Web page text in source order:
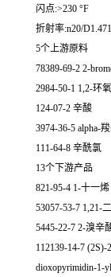
闪点:>230 °F
折射率:n20/
5个上游原料
78389-69-2 2-
2984-50-1 1,2-环
124-07-2 辛酸
3974-36-5 alpha-
111-64-8 辛酰氯
13个下游产品
821-95-4 1-十一烯
53057-53-7 1,21-
5445-22-7 2-溴辛
112139-14-7
dioxopyrimidin-1-